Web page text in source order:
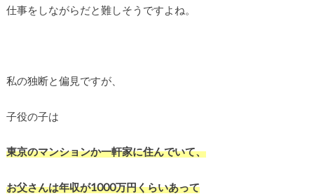
仕事をしながらだと難しそうですよね。
私の独断と偏見ですが、
子役の子は
東京のマンションか一軒家に住んでいて、
お父さんは年収が1000万円くらいあって